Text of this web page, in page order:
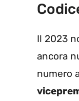
Il 2023
ancora
numero